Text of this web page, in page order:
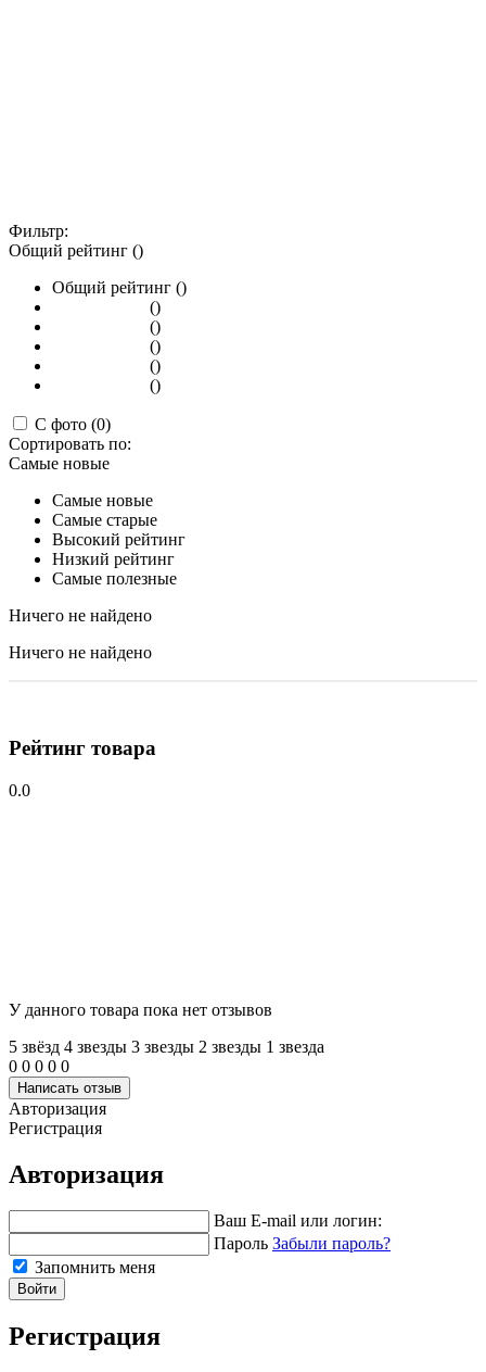
Фильтр:
Общий рейтинг ()
Общий рейтинг ()
()
()
()
()
()
С фото (0)
Сортировать по:
Самые новые
Самые новые
Самые старые
Высокий рейтинг
Низкий рейтинг
Самые полезные
Ничего не найдено
Ничего не найдено
Рейтинг товара
0.0
У данного товара пока нет отзывов
5 звёзд 4 звeзды 3 звeзды 2 звeзды 1 звeзда
0 0 0 0 0
Написать отзыв
Авторизация
Регистрация
Авторизация
Ваш E-mail или логин:
Пароль Забыли пароль?
Запомнить меня
Войти
Регистрация